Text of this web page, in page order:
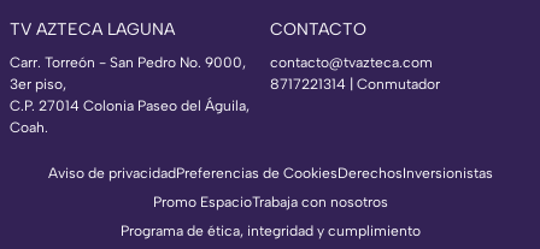
TV AZTECA LAGUNA
Carr. Torreón - San Pedro No. 9000,
3er piso,
C.P. 27014 Colonia Paseo del Águila,
Coah.
CONTACTO
contacto@tvazteca.com
8717221314 | Conmutador
Aviso de privacidadPreferencias de CookiesDerechosInversionistas
Promo EspacioTrabaja con nosotros
Programa de ética, integridad y cumplimiento